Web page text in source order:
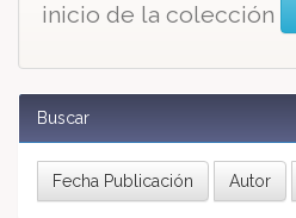
inicio de la colección
Buscar